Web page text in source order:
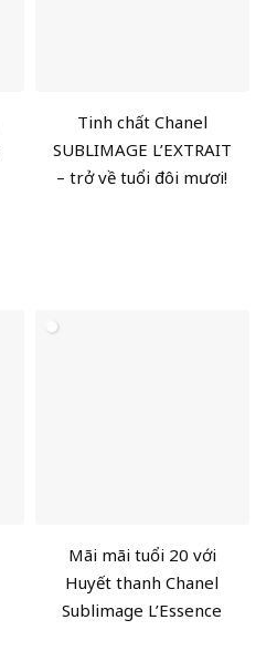
Tinh chất Chanel
SUBLIMAGE L’EXTRAIT
– trở về tuổi đôi mươi!
Mãi mãi tuổi 20 với
Huyết thanh Chanel
Sublimage L’Essence